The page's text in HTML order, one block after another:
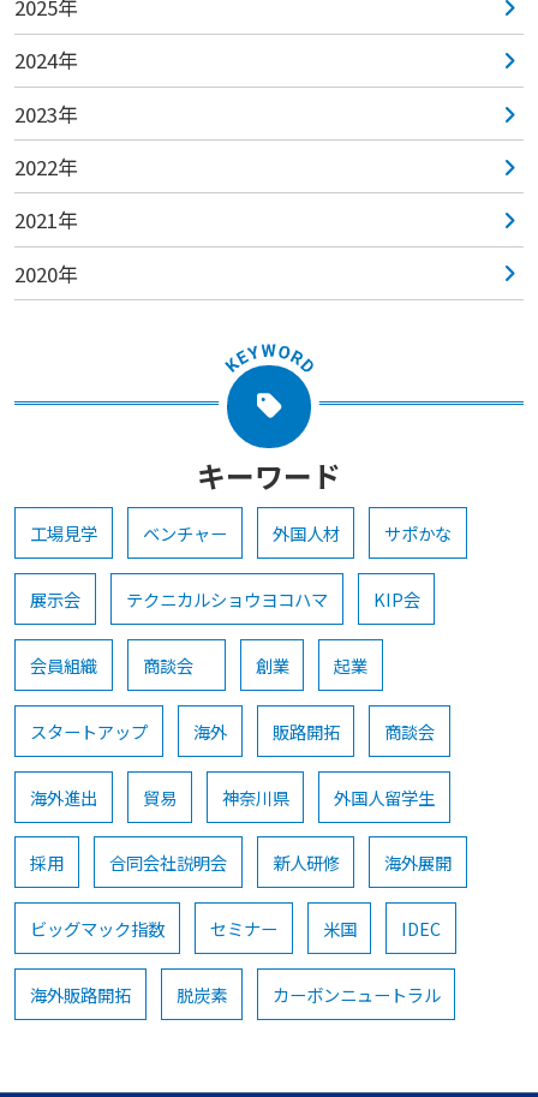
2025年
2024年
2023年
2022年
2021年
2020年
キーワード
工場見学 ベンチャー 外国人材 サポかな
展示会 テクニカルショウヨコハマ KIP会
会員組織 商談会 創業 起業
スタートアップ 海外 販路開拓 商談会
海外進出 貿易 神奈川県 外国人留学生
採用 合同会社説明会 新人研修 海外展開
ビッグマック指数 セミナー 米国 IDEC
海外販路開拓 脱炭素 カーボンニュートラル